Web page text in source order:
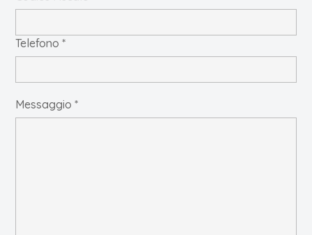
Telefono *
Messaggio *